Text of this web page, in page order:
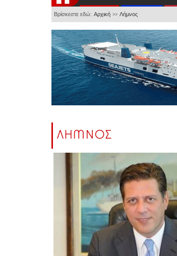
Βρίσκεστε εδώ: Αρχική >> Λήμνος
ΛΗΜΝΟΣ